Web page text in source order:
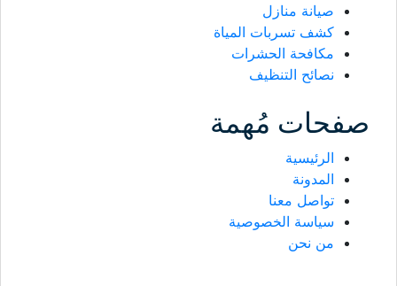
صيانة منازل
كشف تسربات المياة
مكافحة الحشرات
نصائح التنظيف
صفحات مُهمة
الرئيسية
المدونة
تواصل معنا
سياسة الخصوصية
من نحن